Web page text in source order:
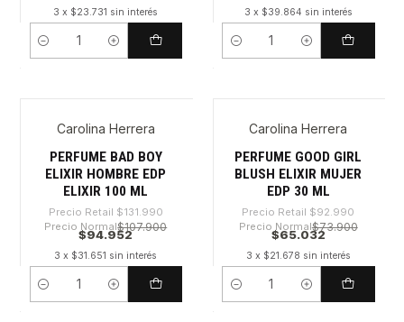
3 x $23.731 sin interés
Cantidad
3 x $39.864 sin interés
Cantidad
-28%
Carolina Herrera
PERFUME BAD BOY
ELIXIR HOMBRE EDP
ELIXIR 100 ML
Precio Retail $131.990
Precio Normal$107.900
$94.952
3 x $31.651 sin interés
Cantidad
-30%
Carolina Herrera
PERFUME GOOD GIRL
BLUSH ELIXIR MUJER
EDP 30 ML
Precio Retail $92.990
Precio Normal$73.900
$65.032
3 x $21.678 sin interés
Cantidad